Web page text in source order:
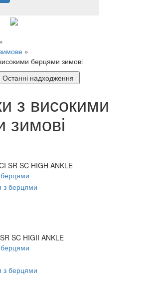
»
»
берцями зимові
Останні надходження
з високими
зимові
SR SC HIGH ANKLE
берцями
SC HIGII ANKLE
берцями